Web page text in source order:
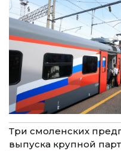
Три смоленских
выпуска крупной